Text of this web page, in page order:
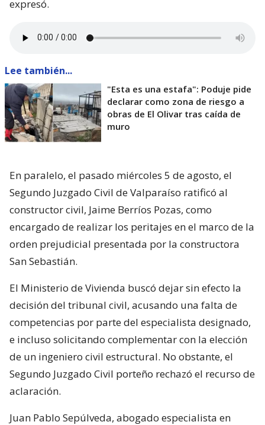
expresó.
Lee también...
"Esta es una estafa": Poduje pide
declarar como zona de riesgo a
obras de El Olivar tras caída de
muro
En paralelo, el pasado miércoles 5 de agosto, el
Segundo Juzgado Civil de Valparaíso ratificó al
constructor civil, Jaime Berríos Pozas, como
encargado de realizar los peritajes en el marco de la
orden prejudicial presentada por la constructora
San Sebastián.
El Ministerio de Vivienda buscó dejar sin efecto la
decisión del tribunal civil, acusando una falta de
competencias por parte del especialista designado,
e incluso solicitando complementar con la elección
de un ingeniero civil estructural. No obstante, el
Segundo Juzgado Civil porteño rechazó el recurso de
aclaración.
Juan Pablo Sepúlveda, abogado especialista en